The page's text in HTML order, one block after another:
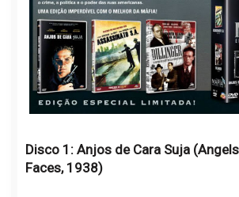
Disco 1: Anjos de Cara Suja
Faces, 1938)